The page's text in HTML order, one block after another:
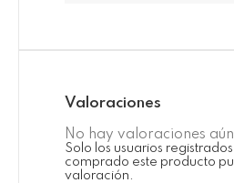
Valoraciones
No hay valoraciones
Solo los usuarios
comprado este producto
valoración.